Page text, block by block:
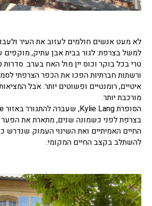
לא מעט אנשים חולמים לעזוב את העיר
למשל בצרפת: לגור בבית אבן עתיק, מוקפים
טרי בכל בוקר וכוס יין מול האח בערב. סדרות
ורשתות חברתיות הפכו את הכפר הצרפתי
איטיים, רומנטיים ופשוטים יותר. אבל
מורכבת יותר.
בצרפת לפני כשמונה שנים, מתארת את הפער
החיים האמיתיים ואת השינוי העמוק שנדרש
להשתלב בקצב החיים המקומי.